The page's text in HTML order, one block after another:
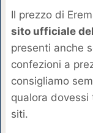
Il prezzo di
sito ufficiale
presenti anche
confezioni a
consigliamo
qualora dovessi
siti.